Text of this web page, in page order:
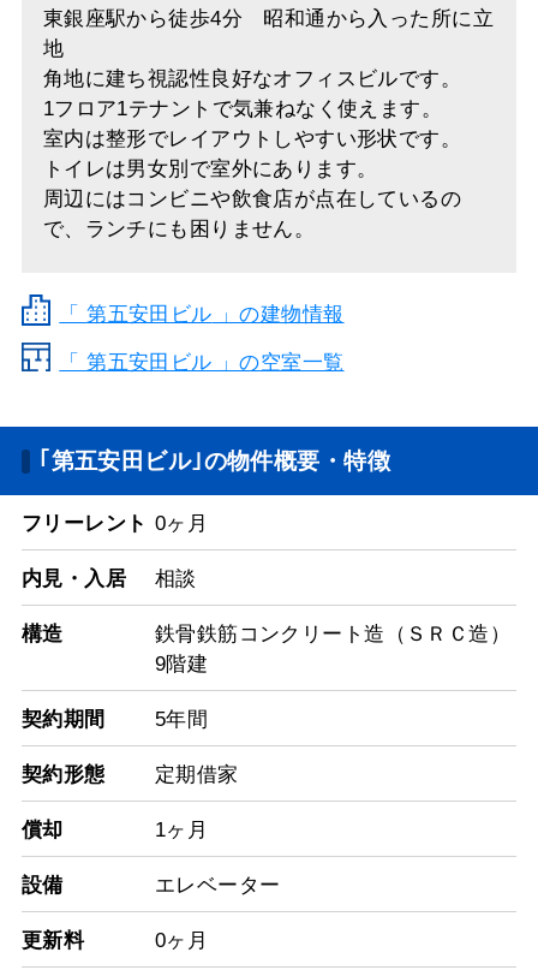
東銀座駅から徒歩4分 昭和通から入った所に立
地
角地に建ち視認性良好なオフィスビルです。
1フロア1テナントで気兼ねなく使えます。
室内は整形でレイアウトしやすい形状です。
トイレは男女別で室外にあります。
周辺にはコンビニや飲食店が点在しているの
で、ランチにも困りません。
「第五安田ビル 」の建物情報
「 第五安田ビル 」の空室一覧
｢第五安田ビル｣の物件概要・特徴
フリーレント 0ヶ月
内見・入居 相談
構造
鉄骨鉄筋コンクリート造（ＳＲＣ造）
9階建
契約期間 5年間
契約形態 定期借家
償却 1ヶ月
設備 エレベーター
更新料 0ヶ月